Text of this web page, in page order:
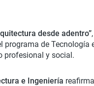
desde adentro”
de Tecnología
profesional y social.
e Ingeniería